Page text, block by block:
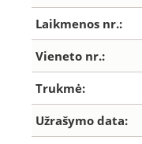
Laikmenos nr.:
Vieneto nr.:
Trukmė:
Užrašymo data: